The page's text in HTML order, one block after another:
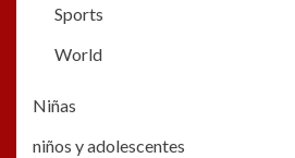
Sports
World
Niñas
niños y adolescentes